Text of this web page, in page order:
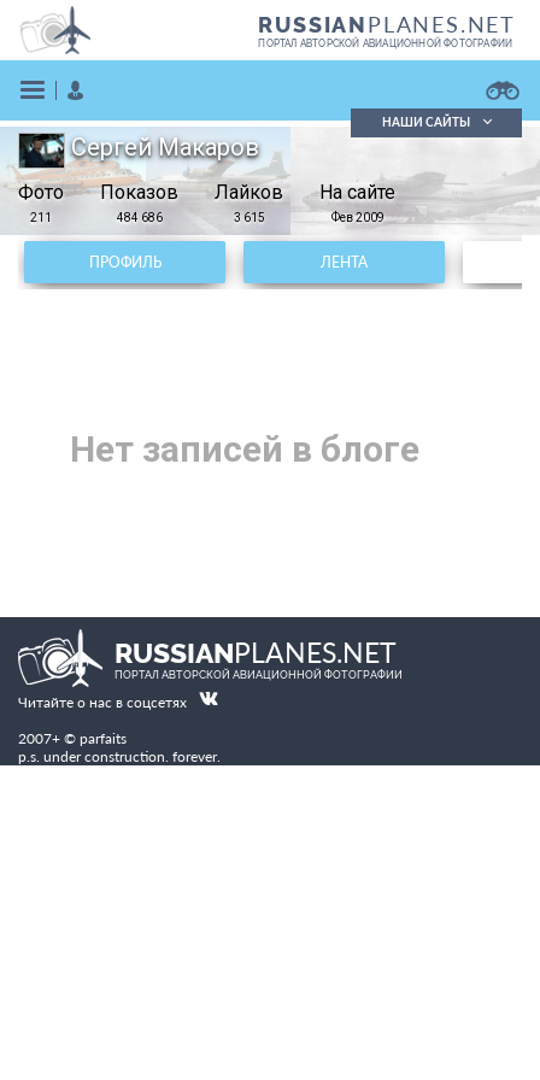
RUSSIANPLANES.NET
ПОРТАЛ АВТОРСКОЙ АВИАЦИОННОЙ ФОТОГРАФИИ
ЗАРЕГИСТРИРОВАТЬСЯ
Поиск фотографий
Поиск в реестре
Кратко
Подробно
НАШИ САЙТЫ
Сергей Макаров
Фото
211
Показов
484 686
Лайков
3 615
На сайте
Фев 2009
ПРОФИЛЬ ЛЕНТА
Нет записей в блоге
RUSSIANPLANES.NET
ПОРТАЛ АВТОРСКОЙ АВИАЦИОННОЙ ФОТОГРАФИИ
Читайте о нас в соцсетях
2007+ © parfaits
p.s. under construction. forever.